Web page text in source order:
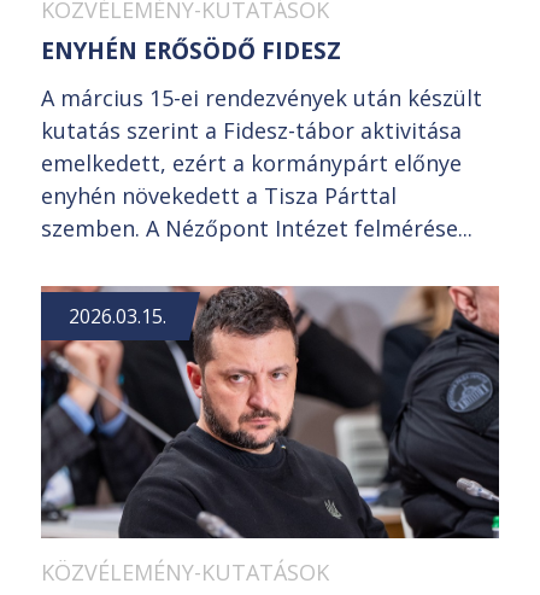
KÖZVÉLEMÉNY-KUTATÁSOK
ENYHÉN ERŐSÖDŐ FIDESZ
A március 15-ei rendezvények után készült
kutatás szerint a Fidesz-tábor aktivitása
emelkedett, ezért a kormánypárt előnye
enyhén növekedett a Tisza Párttal
szemben. A Nézőpont Intézet felmérése...
2026.03.15.
KÖZVÉLEMÉNY-KUTATÁSOK